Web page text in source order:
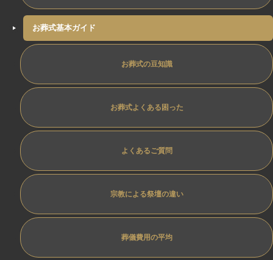
お葬式基本ガイド
お葬式の豆知識
お葬式よくある困った
よくあるご質問
宗教による祭壇の違い
葬儀費用の平均